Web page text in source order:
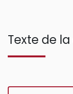
Texte de la